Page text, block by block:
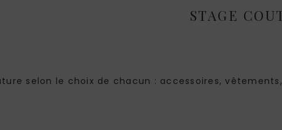
STAGE
selon le choix de chacun : accessoires,